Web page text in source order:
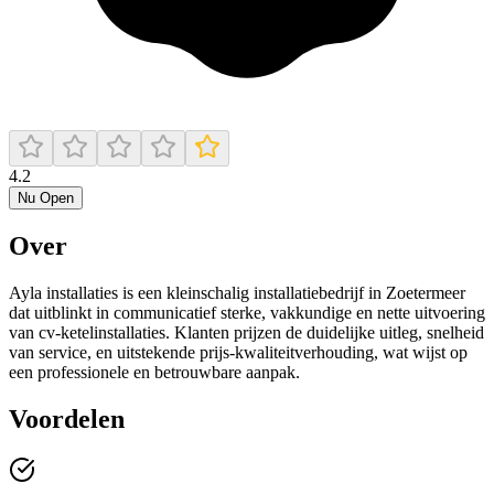
4.2
Nu Open
Over
Ayla installaties is een kleinschalig installatiebedrijf in Zoetermeer
dat uitblinkt in communicatief sterke, vakkundige en nette uitvoering
van cv‑ketelinstallaties. Klanten prijzen de duidelijke uitleg, snelheid
van service, en uitstekende prijs‑kwaliteitverhouding, wat wijst op
een professionele en betrouwbare aanpak.
Voordelen